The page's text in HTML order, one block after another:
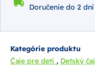
Doručenie do 2 dní
Kategórie produktu
Čaje pre deti , Detský čaj